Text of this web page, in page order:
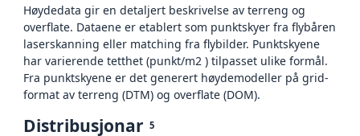
Høydedata gir en detaljert beskrivelse av terreng og
overflate. Dataene er etablert som punktskyer fra flybåren
laserskanning eller matching fra flybilder. Punktskyene
har varierende tetthet (punkt/m2 ) tilpasset ulike formål.
Fra punktskyene er det generert høydemodeller på grid-
format av terreng (DTM) og overflate (DOM).
Distribusjonar 5